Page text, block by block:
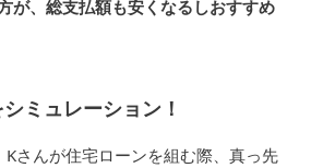
が、総支払額も安くなるしおすすめ
ミュレーション！
さんが住宅ローンを組む際、真っ先